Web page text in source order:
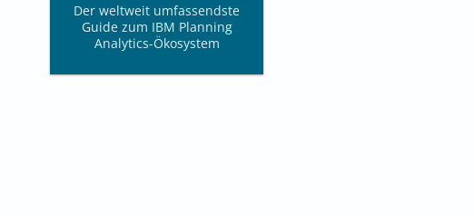
Der weltweit umfassendste
Guide zum IBM Planning
Analytics-Ökosystem